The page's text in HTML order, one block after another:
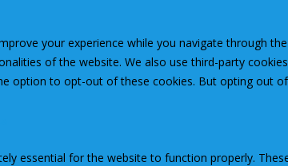
your experience while you navigate through
of the website. We also use third-party
option to opt-out of these cookies. But opting out
essential for the website to function properly.